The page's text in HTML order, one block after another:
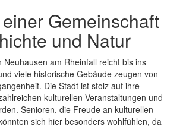
Gemeinschaft
und Natur
Neuhausen am Rheinfall reicht bis ins
viele historische Gebäude zeugen von
Die Stadt ist stolz auf ihre
kulturellen Veranstaltungen und
Senioren, die Freude an kulturellen
sich hier besonders wohlfühlen, da